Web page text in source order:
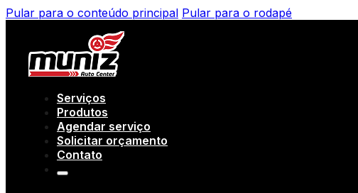
Pular para o conteúdo principal Pular para o rodapé
Serviços
Produtos
Agendar serviço
Solicitar orçamento
Contato